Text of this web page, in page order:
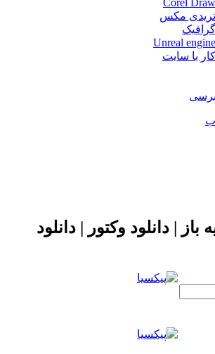
مکس
با سایت
برسی
باز | دانلود وکتور | دانلود